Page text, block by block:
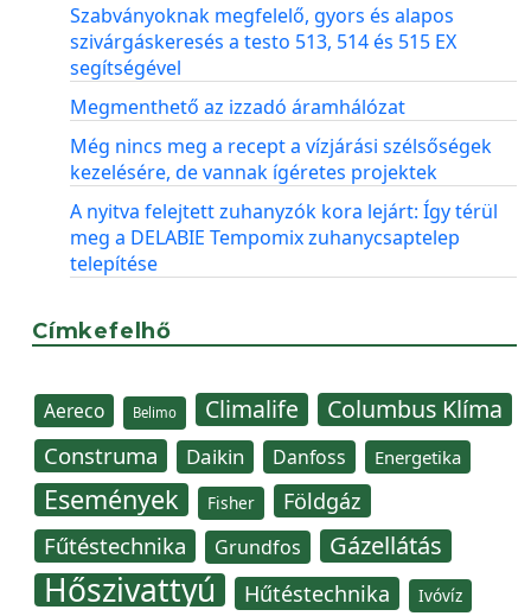
Szabványoknak megfelelő, gyors és alapos
szivárgáskeresés a testo 513, 514 és 515 EX
segítségével
Megmenthető az izzadó áramhálózat
Még nincs meg a recept a vízjárási szélsőségek
kezelésére, de vannak ígéretes projektek
A nyitva felejtett zuhanyzók kora lejárt: Így térül
meg a DELABIE Tempomix zuhanycsaptelep
telepítése
Címkefelhő
Aereco Belimo Climalife Columbus Klíma
Construma Daikin Danfoss Energetika
Események Fisher Földgáz
Fűtéstechnika Grundfos Gázellátás
Hőszivattyú Hűtéstechnika Ivóvíz